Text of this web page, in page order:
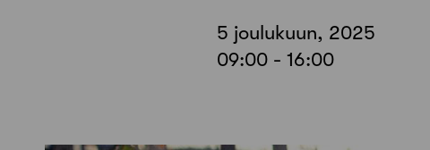
5 joulukuun, 2025
09:00 - 16:00